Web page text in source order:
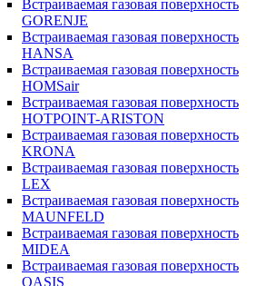
Встраиваемая газовая поверхность
GORENJE
Встраиваемая газовая поверхность
HANSA
Встраиваемая газовая поверхность
HOMSair
Встраиваемая газовая поверхность
HOTPOINT-ARISTON
Встраиваемая газовая поверхность
KRONA
Встраиваемая газовая поверхность
LEX
Встраиваемая газовая поверхность
MAUNFELD
Встраиваемая газовая поверхность
MIDEA
Встраиваемая газовая поверхность
OASIS